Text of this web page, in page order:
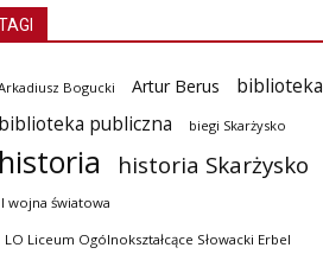
Bogucki Artur Berus
biblioteka
publiczna
biegi Skarżysko
historia Skarżysko
wojna światowa
LO Liceum Ogólnokształcące Słowacki Erbel